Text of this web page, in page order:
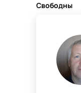
Свободны